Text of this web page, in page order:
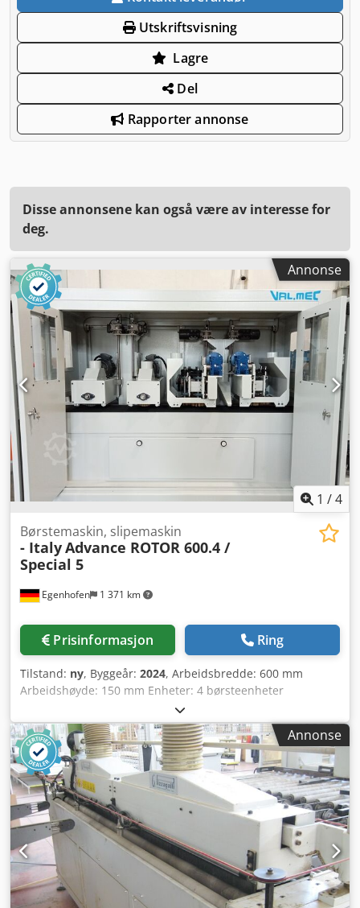
Utskriftsvisning
Lagre
Del
Rapporter annonse
Disse annonsene kan også være av interesse for
deg.
Annonse
1 /4
Egenhofen 1 371 km
Børstemaskin, slipemaskin
- ItalyAdvance ROTOR 600.4 /
Special 5
Prisinformasjon Ring
Tilstand: ny, Byggeår: 2024, Arbeidsbredde: 600 mm
Arbeidshøyde: 150 mm Enheter: 4 børsteenheter
individuelt justerbare 1. Enhet, rotorgruppe: Gruppe med
5 oscillerende rotorbørster, Ø 115 mm, hver med egen
motor på 3 kW 2. Enhet, rotorgruppe: Gruppe med 5
oscillerende rotorbørster, Ø 115 mm, hver med egen motor
på 3 kW Dedpfeug Ty Hsx Akaekr 3. Enhet, børste: Scotch-
Brite Hard / diameter 220 mm, variabel drift 4. Enhet,
børste: Scotch-Brite Hard / diameter 220 mm, variabel drift
Høydejustering: elektrisk Høydevisning: digital Styring:
berøringsskjerm Matinghastighet: 4–12 m/min
Matebåndets motoreffekt: 0,37 kW Maskinlengde:
Maskinbredde: Vekt:
Annonse